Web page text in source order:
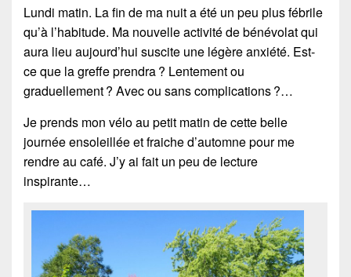
Lundi matin. La fin de ma nuit a été un peu plus fébrile
qu’à l’habitude. Ma nouvelle activité de bénévolat qui
aura lieu aujourd’hui suscite une légère anxiété. Est-
ce que la greffe prendra ? Lentement ou
graduellement ? Avec ou sans complications ?…
Je prends mon vélo au petit matin de cette belle
journée ensoleillée et fraiche d’automne pour me
rendre au café. J’y ai fait un peu de lecture
inspirante…